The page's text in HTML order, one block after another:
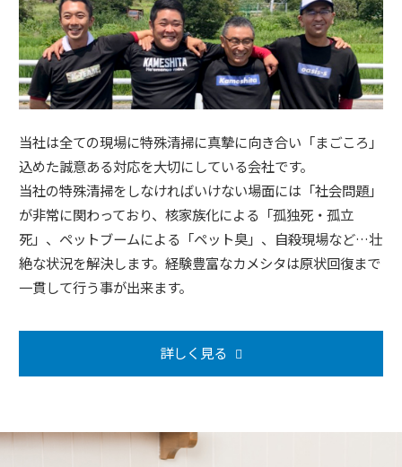
当社は全ての現場に特殊清掃に真摯に向き合い「まごころ」
込めた誠意ある対応を大切にしている会社です。
当社の特殊清掃をしなければいけない場面には「社会問題」
が非常に関わっており、核家族化による「孤独死・孤立
死」、ペットブームによる「ペット臭」、自殺現場など…壮
絶な状況を解決します。経験豊富なカメシタは原状回復まで
一貫して行う事が出来ます。
詳しく見る